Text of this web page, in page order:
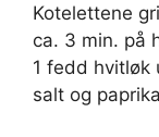
Kotelettene
ca. 3 min. på
1 fedd hvitløk
salt og